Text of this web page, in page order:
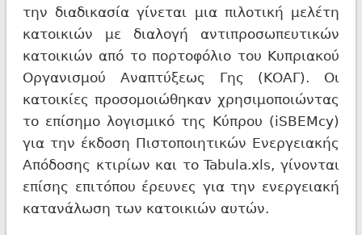
την διαδικασία γίνεται μια πιλοτική μελέτη
κατοικιών με διαλογή αντιπροσωπευτικών
κατοικιών από το πορτοφόλιο του Κυπριακού
Οργανισμού Αναπτύξεως Γης (ΚΟΑΓ). Οι
κατοικίες προσομοιώθηκαν χρησιμοποιώντας
το επίσημο λογισμικό της Κύπρου (iSBEMcy)
για την έκδοση Πιστοποιητικών Ενεργειακής
Απόδοσης κτιρίων και το Tabula.xls, γίνονται
επίσης επιτόπου έρευνες για την ενεργειακή
κατανάλωση των κατοικιών αυτών.